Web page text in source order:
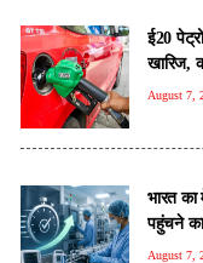
ई20
खारिज,
August 7,
भारत
पहुंचने का
August 7,